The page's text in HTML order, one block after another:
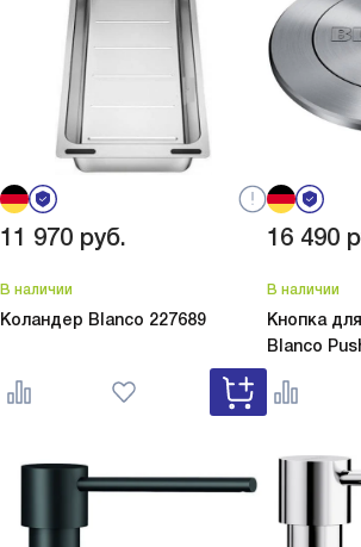
быстро убрать последствия, не
общения. В другой раз младшая дочь
помочь и поставила туда большую
чаша позволила мне аккуратно
процесс и спокойно мыть посуду по
Меня порадовал клапан-автомат InFino —
пользоваться им удобно, нет лишних
манипуляций с пробкой. В номере
остался артикул 523441, чтобы при
кричит о себе, но делает кухню
заметила, что гости чаще обращают
именно на аккуратные детали, и эта
стала такой деталью в нашем доме. Я
11 970 руб.
В наличии
Коландер Blanco 227689
16 490
В наличии
Кнопка
Blanco